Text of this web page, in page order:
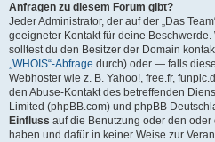
Anfragen zu diesem Forum gibt?
Jeder Administrator, der auf der „Das
geeigneter Kontakt für deine
solltest du den Besitzer der Domain
„WHOIS“-Abfrage durch) oder — falls
Webhoster wie z. B. Yahoo!, free.fr,
den Abuse-Kontakt des betreffenden
Limited (phpBB.com) und phpBB
Einfluss auf die Benutzung oder den
haben und dafür in keiner Weise zur